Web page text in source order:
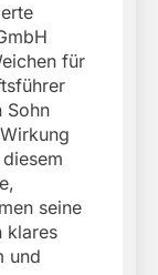
für
Sohn
seine
klares
und